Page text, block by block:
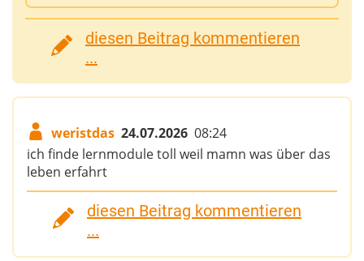
diesen Beitrag kommentieren
...
weristdas 24.07.2026 08:24
ich finde lernmodule toll weil mamn was über das
leben erfahrt
diesen Beitrag kommentieren
...